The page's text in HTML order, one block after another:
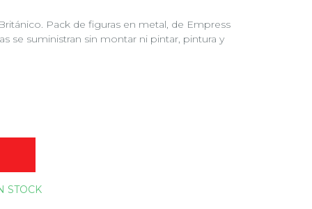
Pack de figuras en metal, de Empress
se suministran sin montar ni pintar, pintura y
STOCK